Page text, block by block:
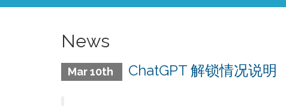
News
Mar 10th ChatGPT 解锁情况说明